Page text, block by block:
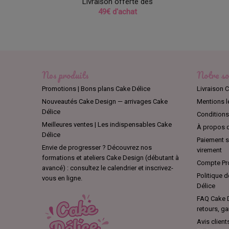
49€ d'achat
Nos produits
Promotions | Bons plans Cake Délice
Nouveautés Cake Design — arrivages Cake
Délice
Meilleures ventes | Les indispensables Cake
Délice
Envie de progresser ? Découvrez nos
formations et ateliers Cake Design (débutant à
avancé) : consultez le calendrier et inscrivez-
vous en ligne.
Notre
Livraison
Mentions
À propos
Paiement
virement
Compte
Politique
Délice
FAQ
retours,
Avis